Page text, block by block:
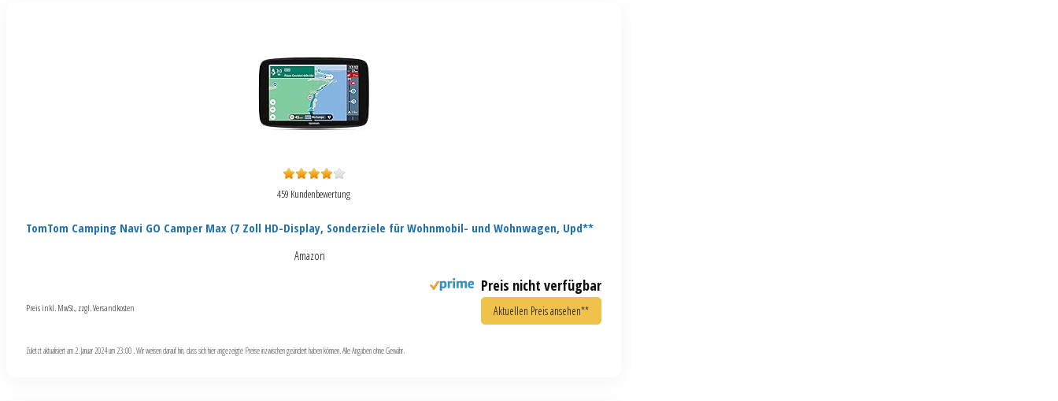
459 Kundenbewertung
TomTom Camping Navi GO Camper Max (7 Zoll HD-Display, Sonderziele für Wohnmobil- und Wohnwagen, Upd**
Amazon
Preis nicht verfügbar
Aktuellen Preis ansehen**
Preis inkl. MwSt., zzgl. Versandkosten
Zuletzt aktualisiert am 2. Januar 2024 um 23:00 . Wir weisen darauf hin, dass sich hier angezeigte Preise inzwischen geändert haben können. Alle Angaben ohne Gewähr.